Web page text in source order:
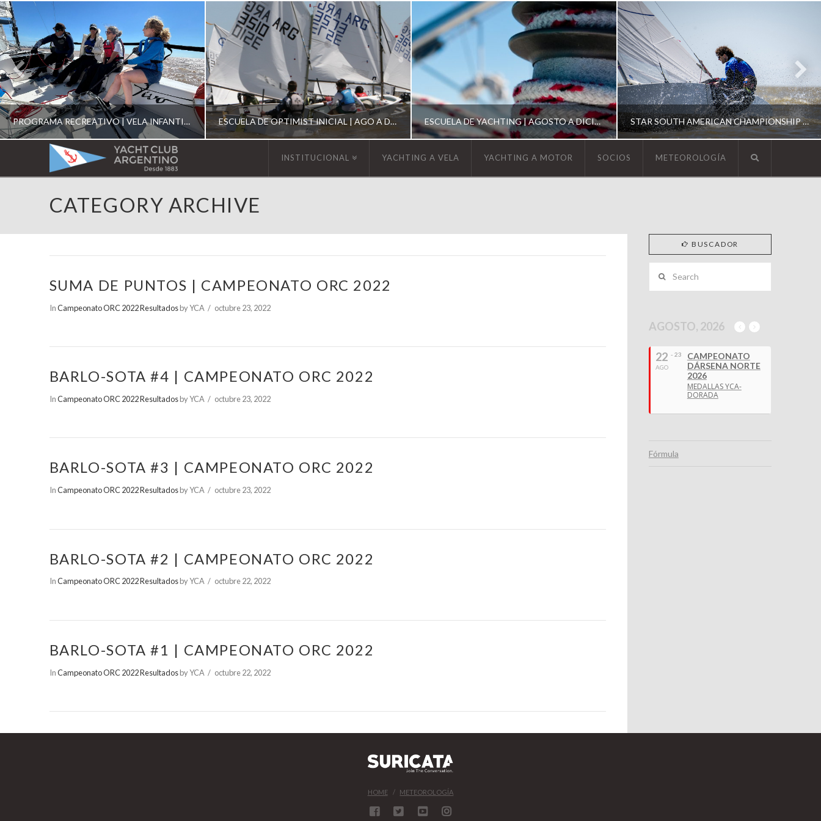
PROGRAMA RECREATIVO | VELA INFANTIL, JUVENIL Y DE CRUCERO 2026
ESCUELA RECREATIVA 2026
ESCUELA DE OPTIMIST INICIAL | AGO A DIC 2026 ESCUELA DE YACHTING | AGOSTO A DICIEMBRE 2026 STAR SOUTH AMERICAN CHAMPIONSHIP 2026
YACHT
CLUB
ARGENTINO
INSTITUCIONAL YACHTING A VELA YACHTING A MOTOR SOCIOS METEOROLOGÍA
CATEGORY ARCHIVE
SUMA DE PUNTOS | CAMPEONATO ORC 2022
InCampeonato ORC 2022 Resultadosby YCA octubre 23, 2022
BARLO-SOTA #4 | CAMPEONATO ORC 2022
InCampeonato ORC 2022 Resultadosby YCA octubre 23, 2022
BARLO-SOTA #3 | CAMPEONATO ORC 2022
InCampeonato ORC 2022 Resultadosby YCA octubre 23, 2022
BARLO-SOTA #2 | CAMPEONATO ORC 2022
InCampeonato ORC 2022 Resultadosby YCA octubre 22, 2022
BARLO-SOTA #1 | CAMPEONATO ORC 2022
InCampeonato ORC 2022 Resultadosby YCA octubre 22, 2022
BUSCADOR
AGOSTO, 2026
22
AGO
- 23
CAMPEONATO
DÁRSENA NORTE
2026
MEDALLAS YCA-
DORADA
Fórmula
HOME METEOROLOGÍA